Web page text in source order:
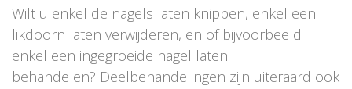
Wilt u enkel de nagels laten knippen, enkel een
likdoorn laten verwijderen, en of bijvoorbeeld
enkel een ingegroeide nagel laten
behandelen? Deelbehandelingen zijn uiteraard ook